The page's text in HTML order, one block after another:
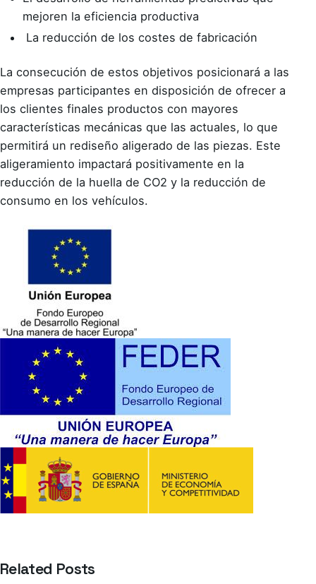
mejoren la eficiencia productiva
La reducción de los costes de fabricación
La consecución de estos objetivos posicionará a las
empresas participantes en disposición de ofrecer a
los clientes finales productos con mayores
características mecánicas que las actuales, lo que
permitirá un rediseño aligerado de las piezas. Este
aligeramiento impactará positivamente en la
reducción de la huella de CO2 y la reducción de
consumo en los vehículos.
Related Posts
Azterlan Team